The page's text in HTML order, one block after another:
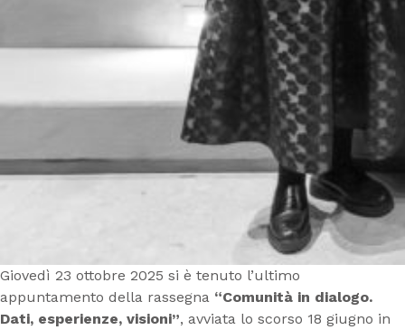
Giovedì 23 ottobre 2025 si è tenuto l’ultimo
appuntamento della rassegna “Comunità in dialogo.
Dati, esperienze, visioni”, avviata lo scorso 18 giugno in